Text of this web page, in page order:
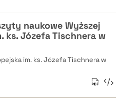
naukowe Wyższej
ks. Józefa Tischnera w
im. ks. Józefa Tischnera w